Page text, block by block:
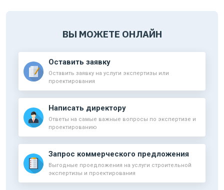
ВЫ МОЖЕТЕ ОНЛАЙН
Оставить заявку
Оставить заявку на услуги экспертизы или
проектирования
Написать директору
Ответы на самые важные вопросы по экспертизе и
проектированию
Запрос коммерческого предложения
Выгодные проедложения на услуги строительной
экспертизы и проектирования